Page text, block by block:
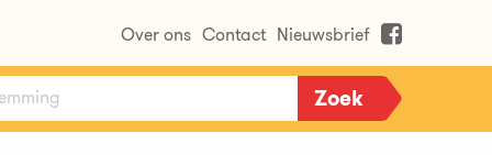
Over ons Contact Nieuwsbrief